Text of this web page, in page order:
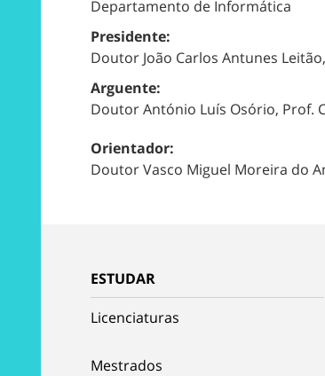
Departamento de Informática
Presidente:
Doutor João Carlos Antunes
Arguente:
Doutor António Luís Osório, Prof.
Orientador:
Doutor Vasco Miguel Moreira do
ESTUDAR
Licenciaturas
Mestrados